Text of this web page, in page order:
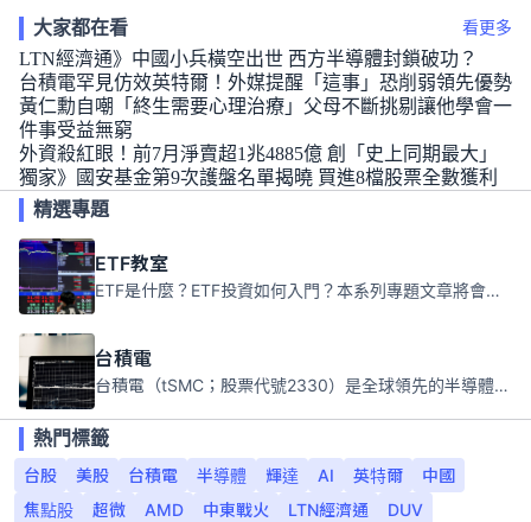
大家都在看 看更多
LTN經濟通》中國小兵橫空出世 西方半導體封鎖破功？
台積電罕見仿效英特爾！外媒提醒「這事」恐削弱領先優勢
黃仁勳自嘲「終生需要心理治療」父母不斷挑剔讓他學會一
件事受益無窮
外資殺紅眼！前7月淨賣超1兆4885億 創「史上同期最大」
獨家》國安基金第9次護盤名單揭曉 買進8檔股票全數獲利
精選專題
ETF教室
ETF是什麼？ETF投資如何入門？本系列專題文章將會告訴你新手必須知道的ETF基礎知識。
台積電
台積電（tSMC；股票代號2330）是全球領先的半導體代工公司，成立於1987年，總部位於台灣新竹。且已於美國、日本、德國及中國設廠，台積電是全球首家專業積體電路製造服務公司，也是全球最先進和最大規模的半導體代工廠。
熱門標籤
台股
美股 台積電 半導體 輝達 AI 英特爾
中國
焦點股
超微 AMD 中東戰火 LTN經濟通 DUV